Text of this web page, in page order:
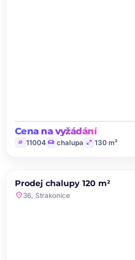
Cena na vyžádání
tag 11004 chair chalupa open_in_full 130 m²
PRODEJ
Prodej chalupy 120 m²
location_on36, Strakonice